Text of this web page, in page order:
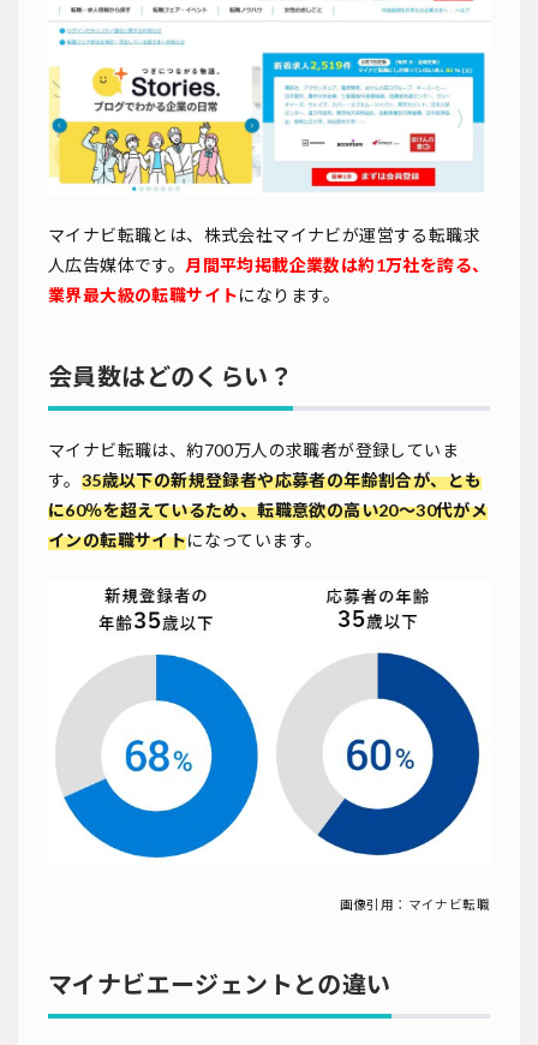
マイナビ転職とは、株式会社マイナビが運営する転職求
人広告媒体です。 月間平均掲載企業数は約1万社を誇る、
業界最大級の転職サイトになります。
会員数はどのくらい？
マイナビ転職は、約700万人の求職者が登録していま
す。 35歳以下の新規登録者や応募者の年齢割合が、とも
に60％を超えているため、転職意欲の高い20～30代がメ
インの転職サイトになっています。
画像引用： マイナビ転職
マイナビエージェントとの違い